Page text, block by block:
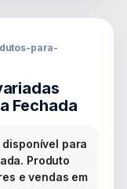
para-
Fechada
para
Produto
e vendas em